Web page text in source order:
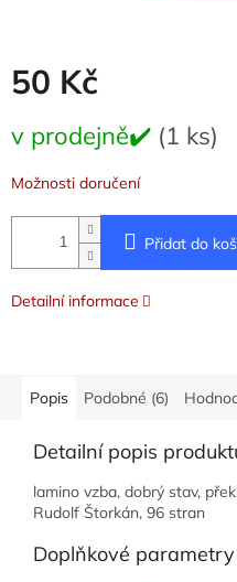
50 Kč
cena:
v prodejně✔️ (1 ks)
Možnosti doručení
Přidat do
Detailní informace
Popis Podobné (6)
Detailní popis
lamino vzba, dobrý stav,
Rudolf Štorkán, 96 stran
Doplňkové parametry